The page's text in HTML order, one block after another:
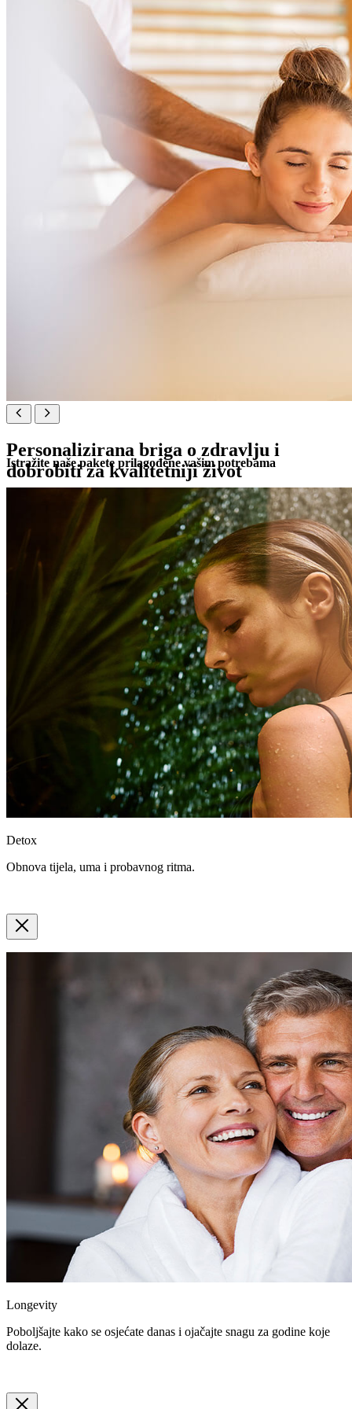
odete, noseći sa sobom osjećaj obnove.
Napredni ESPA tretmani lica:iskusite personaliziranu
njegu kože usmjerenu na rezultate kroz napredne ESPA
tretmane lica. Svaki tretman započinje profesionalnom
analizom kože s pomoću SkinVision™ lampe, čime se
osigurava luksuzni pristup prilagođen vašim potrebama, uz
preciznu dijagnostiku, snažne prirodne aktivne sastojke i
provjerene tehnike
interaktivni prostor pod vodstvom terapeuta u
kojem možete istraživati lokalne istarske sastojke i zajedno
stvarati proizvode za njegu prilagođene upravo vama. Ovo
praktično iskustvo produbljuje emotivnu povezanost s
prirodom, tradicijom i osobnim blagostanjem kroz dodir, miris
i otkrivanje sebe
pomno odabrana ponuda ESPA njege za
kožu i mediteranske prirodne kozmetike. Otkrijte jadranska
blaga i lokalne organske brendove ili sudjelujte na tjednim
radionicama na kojima možete izrađivati vlastite pripravke i
kod kuće nastaviti iskustvo Alchemy bara
Pomno birano wellness iskustvo iz Istre za cijeli svijet:
Personalizirana briga o zdravlju i
dobrobiti za kvalitetniji život
Bilo da tražite duboku regeneraciju, nježnu detoksikaciju ili
obnovljenu tjelesnu vitalnost, svaki od naših pažljivo osmišljenih
programa u potpunosti je prilagođen vama. Stručno vodstvo,
napredne tehnike i obnavljajući ESPA rituali skladno se nadopunjuju
kako bi cjelovito podržali vaše ciljeve i pružili rezultate koji traju
dugo nakon vašeg boravka.
ekskluzivno za goste smještene u Pical Resortu
pažljivo osmišljeno za odrasle
dostupno u paketima od 1, 3, 5 ili 7 dana za pojedince ili
rezervacija je potrebna najmanje 24 sata unaprijed
Istražite naše pakete prilagođene vašim potrebama
Detox
Obnova tijela, uma i probavnog ritma.
Longevity
Poboljšajte kako se osjećate danas i ojačajte snagu za godine koje
dolaze.